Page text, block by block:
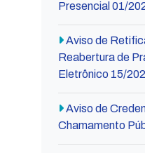
Presencial 01/
Aviso de
Reabertura de
Eletrônico 15/
Aviso de
Chamamento